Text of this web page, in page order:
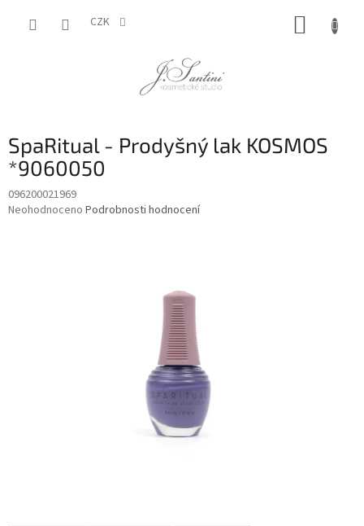
CZK
SpaRitual - Prodyšný lak KOSMOS
*9060050
096200021969
Průměrné
Neohodnoceno Podrobnosti hodnocení